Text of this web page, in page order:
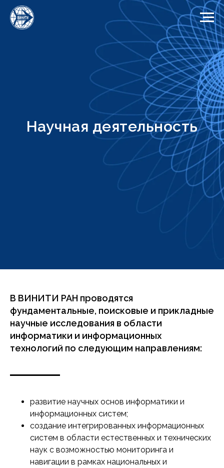
Научная деятельность
В ВИНИТИ РАН проводятся
фундаментальные, поисковые и прикладные
научные исследования в области
информатики и информационных
технологий по следующим направлениям:
развитие научных основ информатики и
информационных систем;
создание интегрированных информационных
систем в области естественных и технических
наук с возможностью мониторинга и
навигации в рамках национальных и